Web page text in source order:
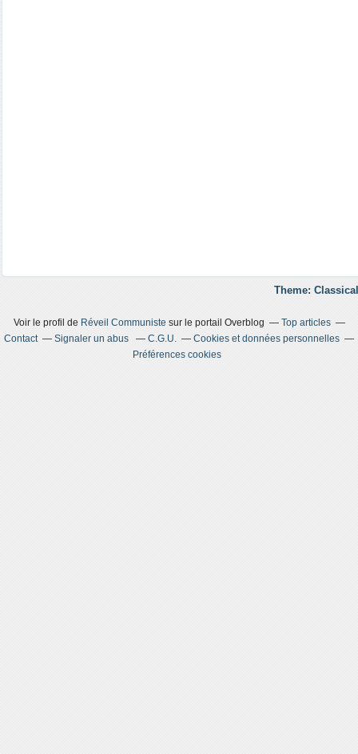
Theme:
Voir le profil de Réveil Communiste sur le portail Overblog
Top articles
Contact
Signaler un abus C.G.U.
Cookies et données personnelles
Préférences cookies